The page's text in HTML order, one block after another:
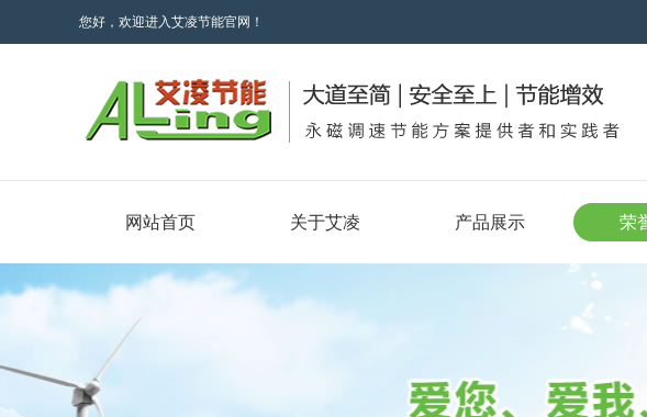
您好，欢迎进入艾凌节能官网！
网站首页 关于艾凌 产品展示 荣